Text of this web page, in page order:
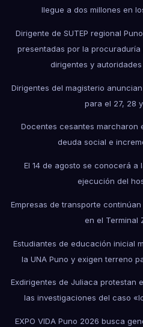
llegue a dos millones en
Dirigente de SUTEP regional
presentadas por la
dirigentes y
Dirigentes del magisterio
para el 27, 28
Docentes cesantes marcharon
deuda social e
El 14 de agosto se conocerá a
ejecución del
Empresas de transporte
en el Terminal
Estudiantes de educación inicial
la UNA Puno y exigen terreno
Exdirigentes de Juliaca protestan
las investigaciones del caso
EXPO VIDA Puno 2026 busca